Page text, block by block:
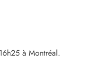
à Montréal.